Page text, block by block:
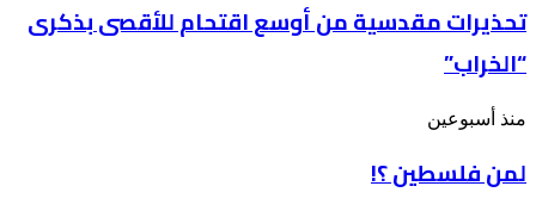
عن
الأقصى
من
أوسع
اقتحام
للأقصى
بذكرى
“الخراب”
تحذيرات مقدسية من أوسع اقتحام للأقصى بذكرى
“الخراب”
لمن
؟!
منذ أسبوعين
لمن فلسطين ؟!